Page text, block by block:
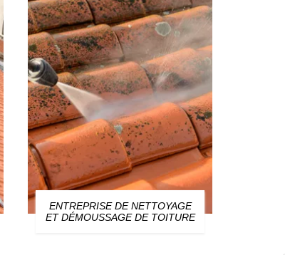
ENTREPRISE DE NETTOYAGE
ET DÉMOUSSAGE DE TOITURE